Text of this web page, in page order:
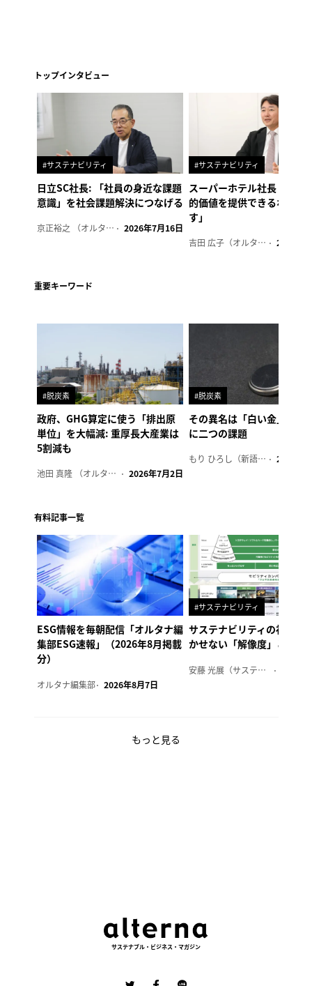
トップインタビュー
#サステナビリティ
日立SC社長: 「社員の身近な課題
意識」を社会課題解決につなげる
京正裕之 （オルタナ副編集長） 2026年7月16日
#サステナビリティ
スーパーホテル社長「地域
的価値を提供できるホテル
す」
吉田 広子（オルタナ輪番編集長） 2026年6
重要キーワード
#脱炭素
政府、GHG算定に使う「排出原
単位」を大幅減: 重厚長大産業は
5割減も
池田 真隆 （オルタナ輪番編集長） 2026年7月2日
#脱炭素
その異名は「白い金」、リ
に二つの課題
もり ひろし（新語ウォッチャー） 2023年7
有料記事一覧
ESG情報を毎朝配信「オルタナ編
集部ESG速報」（2026年8月掲載
分）
オルタナ編集部 2026年8月7日
#サステナビリティ
サステナビリティの社内浸
かせない「解像度」とは
安藤 光展（サステナビリティ・コンサルタント）
もっと見る
サステナブル・ビジネス・マガジン